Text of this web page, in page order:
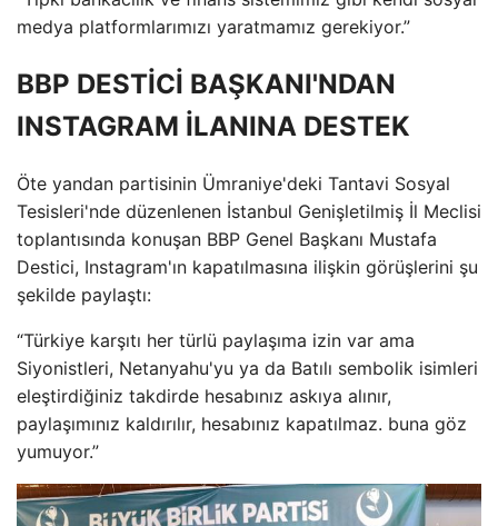
medya platformlarımızı yaratmamız gerekiyor.”
BBP DESTİCİ BAŞKANI'NDAN
INSTAGRAM İLANINA DESTEK
Öte yandan partisinin Ümraniye'deki Tantavi Sosyal
Tesisleri'nde düzenlenen İstanbul Genişletilmiş İl Meclisi
toplantısında konuşan BBP Genel Başkanı Mustafa
Destici, Instagram'ın kapatılmasına ilişkin görüşlerini şu
şekilde paylaştı:
“Türkiye karşıtı her türlü paylaşıma izin var ama
Siyonistleri, Netanyahu'yu ya da Batılı sembolik isimleri
eleştirdiğiniz takdirde hesabınız askıya alınır,
paylaşımınız kaldırılır, hesabınız kapatılmaz. buna göz
yumuyor.”